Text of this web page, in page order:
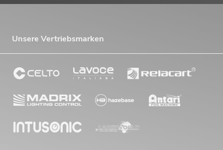
Unsere Vertriebsmarken